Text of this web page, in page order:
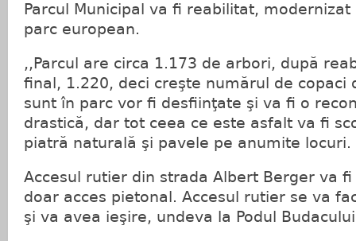
Parcul Municipal va fi reabilitat,
parc european.
,,Parcul are circa 1.173 de arbori, după
final, 1.220, deci creşte numărul de copaci
sunt în parc vor fi desfiinţate şi va fi o
drastică, dar tot ceea ce este asfalt va fi
piatră naturală şi pavele pe anumite locuri.
Accesul rutier din strada Albert Berger va
doar acces pietonal. Accesul rutier se va
şi va avea ieşire, undeva la Podul